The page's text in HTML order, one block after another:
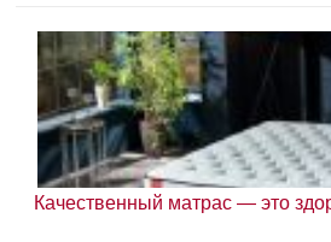
Качественный матрас — это